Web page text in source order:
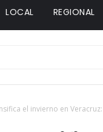
LOCAL REGIONAL
el invierno en